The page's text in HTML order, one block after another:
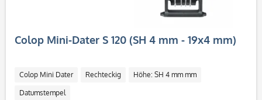
Colop Mini-Dater S 120 (SH 4 mm - 19x4 mm)
Colop Mini Dater Rechteckig Höhe: SH 4 mm mm
Datumstempel